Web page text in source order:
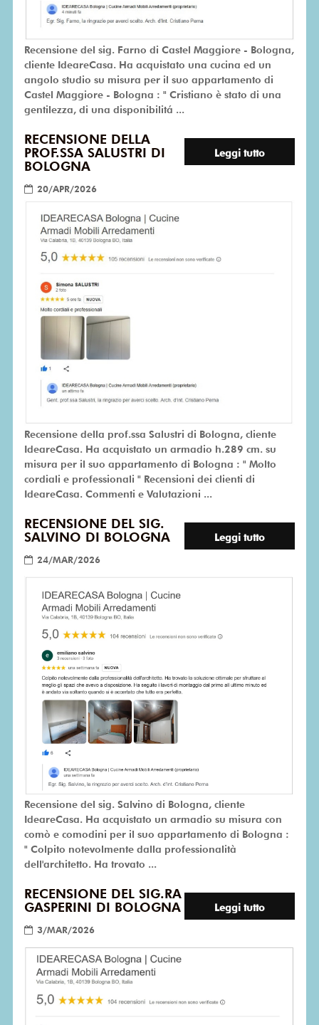
Recensione del sig. Farno di Castel Maggiore - Bologna,
cliente IdeareCasa. Ha acquistato una cucina ed un
angolo studio su misura per il suo appartamento di
Castel Maggiore - Bologna : " Cristiano è stato di una
gentilezza, di una disponibilitá ...
Leggi tutto
RECENSIONE DELLA
PROF.SSA SALUSTRI DI
BOLOGNA
20/APR/2026
Recensione della prof.ssa Salustri di Bologna, cliente
IdeareCasa. Ha acquistato un armadio h.289 cm. su
misura per il suo appartamento di Bologna : " Molto
cordiali e professionali " Recensioni dei clienti di
IdeareCasa. Commenti e Valutazioni ...
Leggi tutto
RECENSIONE DEL SIG.
SALVINO DI BOLOGNA
24/MAR/2026
Recensione del sig. Salvino di Bologna, cliente
IdeareCasa. Ha acquistato un armadio su misura con
comò e comodini per il suo appartamento di Bologna :
" Colpito notevolmente dalla professionalità
dell'architetto. Ha trovato ...
Leggi tutto
RECENSIONE DEL SIG.RA
GASPERINI DI BOLOGNA
3/MAR/2026